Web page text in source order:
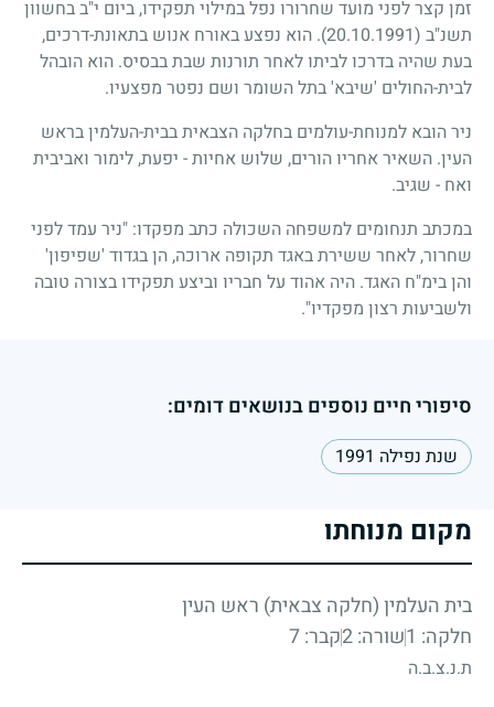
זמן קצר לפני מועד שחרורו נפל במילוי תפקידו, ביום י"ב בחשוון
תשנ"ב (20.10.1991)
. הוא נפצע באורח אנוש בתאונת-דרכים,
בעת שהיה בדרכו לביתו לאחר תורנות שבת בבסיס. הוא הובהל
לבית-החולים 'שיבא' בתל השומר ושם נפטר מפצעיו.
ניר הובא למנוחת-עולמים בחלקה הצבאית בבית-העלמין בראש
העין. השאיר אחריו הורים, שלוש אחיות - יפעת, לימור ואביבית
ואח - שגיב.
במכתב תנחומים למשפחה השכולה כתב מפקדו: "ניר עמד לפני
שחרור, לאחר ששירת באגד תקופה ארוכה, הן בגדוד 'שפיפון'
והן בימ"ח האגד. היה אהוד על חבריו וביצע תפקידו בצורה טובה
ולשביעות רצון מפקדיו".
סיפורי חיים נוספים בנושאים דומים:
שנת נפילה 1991
מקום מנוחתו
בית העלמין (חלקה צבאית) ראש העין
חלקה: 1
שורה: 2 קבר: 7
ת.נ.צ.ב.ה